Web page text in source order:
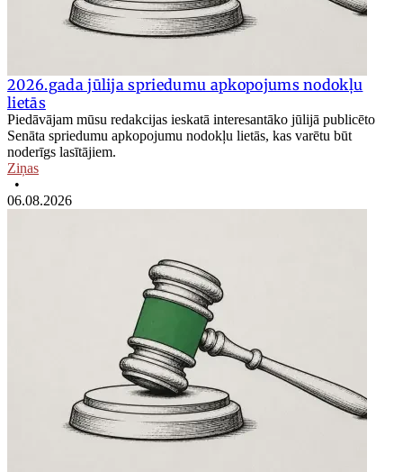
2026.gada jūlija spriedumu apkopojums nodokļu
lietās
Piedāvājam mūsu redakcijas ieskatā interesantāko jūlijā publicēto
Senāta spriedumu apkopojumu nodokļu lietās, kas varētu būt
noderīgs lasītājiem.
Ziņas
•
06.08.2026